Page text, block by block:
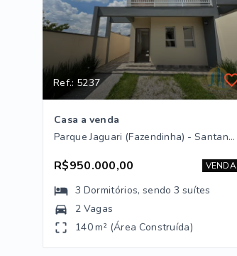
Ref.: 5237
Casa a venda
Parque Jaguari (Fazendinha) - Santana de Parnaíba/SP
R$950.000,00 VENDA
3 Dormitórios, sendo3 suítes
2 Vagas
140 m² (Área Construída)